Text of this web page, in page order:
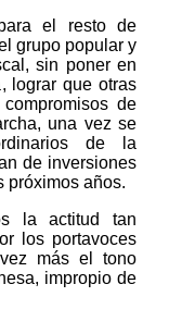
el resto de
grupo popular y
sin poner en
lograr que otras
de
una vez se
de la
de inversiones
próximos años.
la actitud tan
los portavoces
más el tono
impropio de